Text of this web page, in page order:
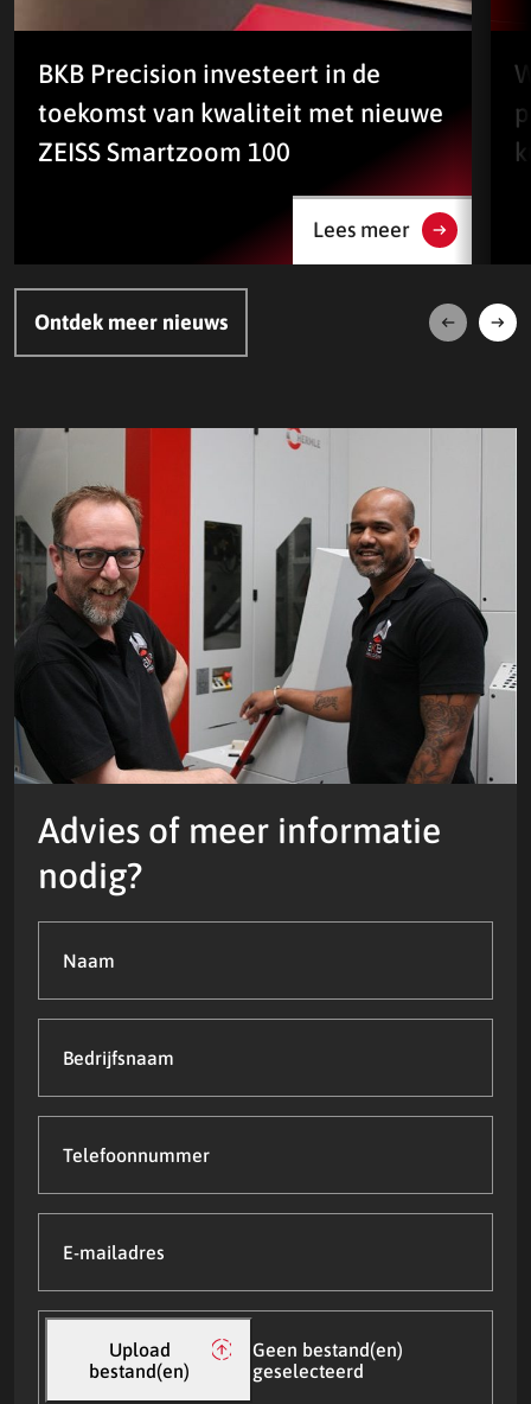
BKB Precision investeert in de
toekomst van kwaliteit met nieuwe
ZEISS Smartzoom 100
Lees meer
Ontdek meer nieuws Volgende
Advies of meer informatie
nodig?
(Vereist)
mailadres
Upload
bestand(en)
Geen bestand(en)
geselecteerd
Upload
bestand(en)